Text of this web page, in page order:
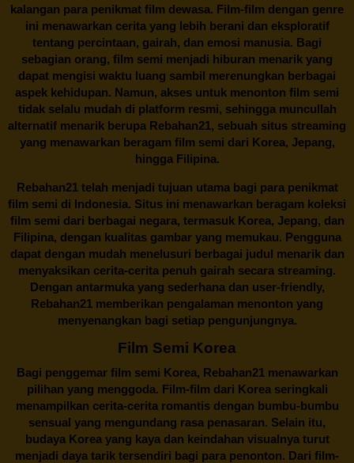
kalangan para penikmat film dewasa. Film-film dengan genre
ini menawarkan cerita yang lebih berani dan eksploratif
tentang percintaan, gairah, dan emosi manusia. Bagi
sebagian orang, film semi menjadi hiburan menarik yang
dapat mengisi waktu luang sambil merenungkan berbagai
aspek kehidupan. Namun, akses untuk menonton film semi
tidak selalu mudah di platform resmi, sehingga muncullah
alternatif menarik berupa Rebahan21, sebuah situs streaming
yang menawarkan beragam film semi dari Korea, Jepang,
hingga Filipina.
Rebahan21telah menjadi tujuan utama bagi para penikmat
film semi di Indonesia. Situs ini menawarkan beragam koleksi
film semi dari berbagai negara, termasuk Korea, Jepang, dan
Filipina, dengan kualitas gambar yang memukau. Pengguna
dapat dengan mudah menelusuri berbagai judul menarik dan
menyaksikan cerita-cerita penuh gairah secara streaming.
Dengan antarmuka yang sederhana dan user-friendly,
Rebahan21 memberikan pengalaman menonton yang
menyenangkan bagi setiap pengunjungnya.
Film Semi Korea
Bagi penggemar film semi Korea, Rebahan21menawarkan
pilihan yang menggoda. Film-film dari Korea seringkali
menampilkan cerita-cerita romantis dengan bumbu-bumbu
sensual yang mengundang rasa penasaran. Selain itu,
budaya Korea yang kaya dan keindahan visualnya turut
menjadi daya tarik tersendiri bagi para penonton. Dari film-